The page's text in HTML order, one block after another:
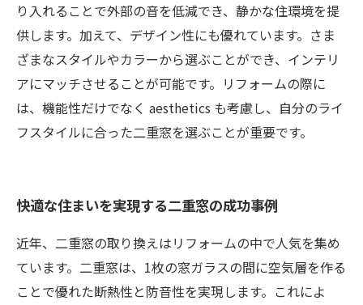
り入れることで外部の音を低減でき、静かな住環境を提
供します。加えて、デザイン性にも優れています。さま
ざまなスタイルやカラーから選ぶことができ、インテリ
アにマッチさせることが可能です。リフォームの際に
は、機能性だけでなく aesthetics も考慮し、自分のライ
フスタイルに合った二重窓を選ぶことが重要です。
快適な住まいを実現する二重窓の成功事例
近年、二重窓の取り換えはリフォームの中で人気を集め
ています。二重窓は、1枚の窓ガラスの間に空気層を作る
ことで優れた断熱性と防音性を実現します。これによ